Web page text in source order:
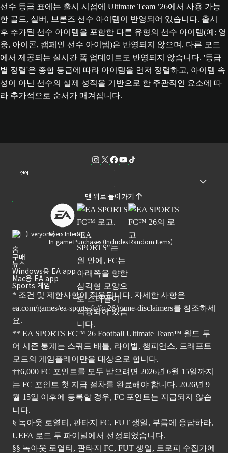
선수 등급 표에는 출시 시점에 Ultimate Team ’26에서 사용 가능
한 골드, 실버, 브론즈 선수 아이템이 반영되어 있습니다. 출시
후 추가된 선수 아이템을 포함한 다른 유형의 선수 아이템(예: 영
웅, 아이콘, 캠페인 선수 아이템)은 반영되지 않으며, 다른 모드
에서 제공되는 실시간 폼 업데이트도 반영되지 않습니다. '등급
별 정렬'은 종합 등급에 따라 아이템을 먼저 정렬하고, 아이템 속
성이 아닌 선수의 실제 성적을 기반으로 한 주관적인 요소에 따
라 추가적으로 순서가 매겨집니다.
언어
맨 위로 돌아가기
Users Interact
In-game Purchases (Includes Random Items)
홈
구매
뉴스
Windows용 EA app
Mac용 EA app
Sports 게임
* 조건 및 제한사항이 적용됩니다. 자세한 사항은
ea.com/games/ea-sports-fc/fc-26/game-disclaimers를 참조하세
요.
** EA SPORTS FC™ 26 Football Ultimate Team™ 월드 투
어 시즌 통계는 스쿼드 배틀, 라이벌, 챔피언스, 드래프트
모드의 게임플레이만을 대상으로 합니다.
††6,000 FC 포인트를 모두 받으려면 2026년 6월 15일까지
는 FC 포인트 첫 지급 절차를 완료해야 합니다. 2026년 9
월 15일 이후에 등록할 경우, FC 포인트는 지급되지 않습
니다.
§ 녹아웃 로열티, 판타지 FC, FUT 생일, 부름에 응답하라,
UEFA 로드 투 파이널에서 선정되었습니다.
§§ 녹아웃 로열티, 판타지 FC, FUT 생일, 트로피 수집가에